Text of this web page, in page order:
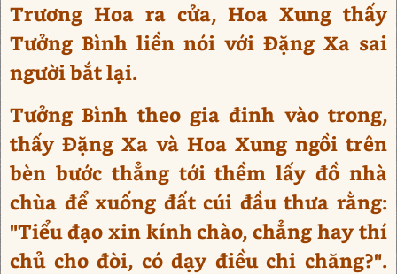
Trương Hoa ra cửa, Hoa Xung thấy
Tưởng Bình liền nói với Đặng Xa sai
người bắt lại.
Tưởng Bình theo gia đinh vào trong,
thấy Đặng Xa và Hoa Xung ngồi trên
bèn bước thẳng tới thềm lấy đồ nhà
chùa để xuống đất cúi đầu thưa rằng:
"Tiểu đạo xin kính chào, chẳng hay thí
chủ cho đòi, có dạy điều chi chăng?".